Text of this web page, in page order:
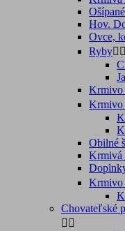
Ošípané
Hov.
Ovce,
Ryby 
Krmivo
Krmivo
Obilné
Krmivá
Krmivo
Chovateľské
 